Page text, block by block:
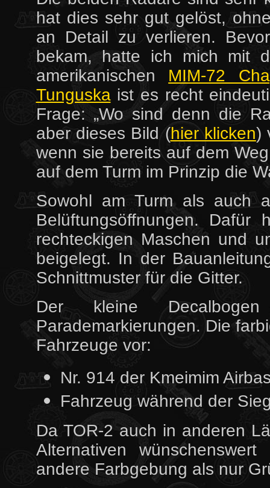
hat dies sehr gut gelöst,
an Detail zu verlieren.
bekam, hatte ich mich mit
amerikanischen MIM-72
Tunguskaist es recht
Frage: „Wo sind denn die
aber dieses Bild (hier klicken)
wenn sie bereits auf dem
auf dem Turm im Prinzip die
Sowohl am Turm als auch
Belüftungsöffnungen. Dafür
rechteckigen Maschen und
beigelegt. In der
Schnittmuster für die Gitter.
Der kleine
Parademarkierungen. Die
Fahrzeuge vor:
Nr. 914 der Kmeimim
Fahrzeug während der
Da TOR-2 auch in anderen
Alternativen
andere Farbgebung als nur